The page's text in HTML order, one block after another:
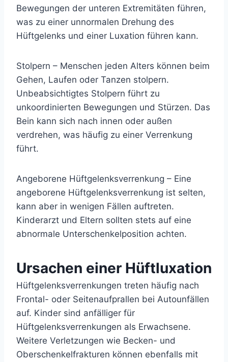
Bewegungen der unteren Extremitäten führen,
was zu einer unnormalen Drehung des
Hüftgelenks und einer Luxation führen kann.
Stolpern – Menschen jeden Alters können beim
Gehen, Laufen oder Tanzen stolpern.
Unbeabsichtigtes Stolpern führt zu
unkoordinierten Bewegungen und Stürzen. Das
Bein kann sich nach innen oder außen
verdrehen, was häufig zu einer Verrenkung
führt.
Angeborene Hüftgelenksverrenkung – Eine
angeborene Hüftgelenksverrenkung ist selten,
kann aber in wenigen Fällen auftreten.
Kinderarzt und Eltern sollten stets auf eine
abnormale Unterschenkelposition achten.
Ursachen einer Hüftluxation
Hüftgelenksverrenkungen treten häufig nach
Frontal- oder Seitenaufprallen bei Autounfällen
auf. Kinder sind anfälliger für
Hüftgelenksverrenkungen als Erwachsene.
Weitere Verletzungen wie Becken- und
Oberschenkelfrakturen können ebenfalls mit